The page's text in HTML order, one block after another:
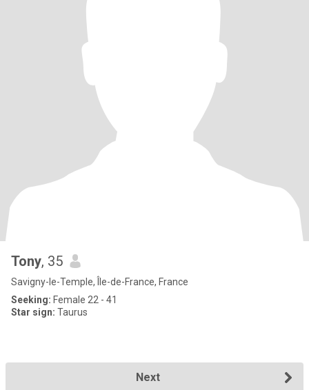
Tony, 35
Savigny-le-Temple, Île-de-France, France
Seeking: Female 22 - 41
Star sign: Taurus
Next